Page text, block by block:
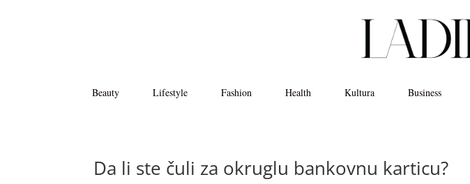
Beauty Lifestyle Fashion Health Kultura Business
Da li ste čuli za okruglu bankovnu karticu?